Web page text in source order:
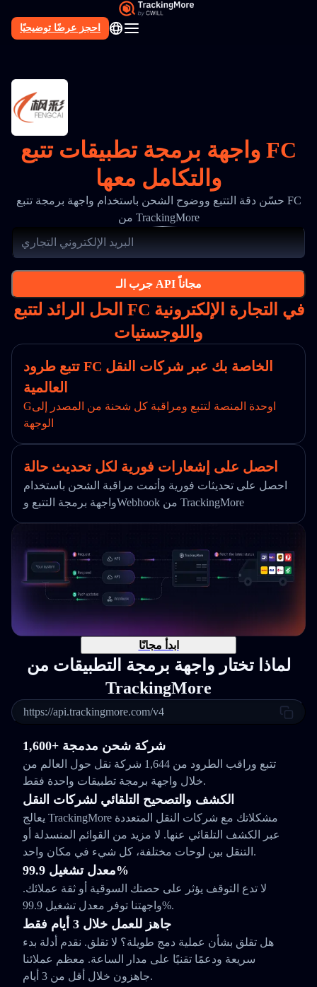
احجز عرضًا توضيحيًا
AR
واجهة برمجة تطبيقات تتبع FC
والتكامل معها
حسّن دقة التتبع ووضوح الشحن باستخدام واجهة برمجة تتبع FC
من TrackingMore
جرب الـ API مجاناً
الحل الرائد لتتبع FC في التجارة الإلكترونية
واللوجستيات
تتبع طرود FC الخاصة بك عبر شركات النقل
العالمية
Gاوحدة المنصة لتتبع ومراقبة كل شحنة من المصدر إلى
الوجهة
احصل على إشعارات فورية لكل تحديث حالة
احصل على تحديثات فورية وأتمت مراقبة الشحن باستخدام
واجهة برمجة التتبع وWebhook من TrackingMore
ابدأ مجانًا
لماذا تختار واجهة برمجة التطبيقات من
TrackingMore
https://api.trackingmore.com/v4
1,600+ شركة شحن مدمجة
تتبع وراقب الطرود من 1,644 شركة نقل حول العالم من
خلال واجهة برمجة تطبيقات واحدة فقط.
الكشف والتصحيح التلقائي لشركات النقل
يعالج TrackingMore مشكلاتك مع شركات النقل المتعددة
عبر الكشف التلقائي عنها. لا مزيد من القوائم المنسدلة أو
التنقل بين لوحات مختلفة، كل شيء في مكان واحد.
معدل تشغيل 99.9%
لا تدع التوقف يؤثر على حصتك السوقية أو ثقة عملائك.
واجهتنا توفر معدل تشغيل 99.9%.
جاهز للعمل خلال 3 أيام فقط
هل تقلق بشأن عملية دمج طويلة؟ لا تقلق. نقدم أدلة بدء
سريعة ودعمًا تقنيًا على مدار الساعة. معظم عملائنا
جاهزون خلال أقل من 3 أيام.